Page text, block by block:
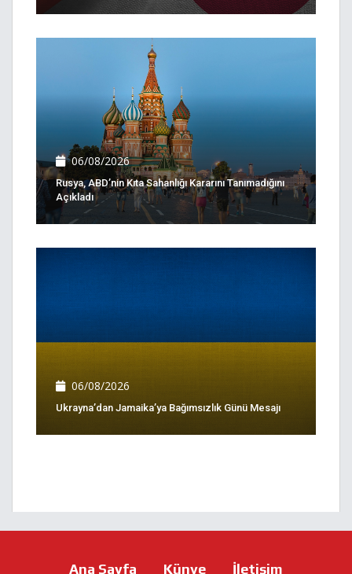
06/08/2026
Rusya, ABD’nin Kıta Sahanlığı Kararını Tanımadığını
Açıkladı
06/08/2026
Ukrayna’dan Jamaika’ya Bağımsızlık Günü Mesajı
Ana Sayfa Künye İletişim